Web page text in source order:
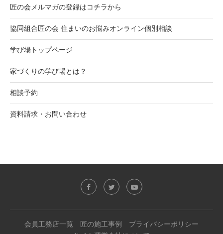
匠の会メルマガの登録はコチラから
協同組合匠の会 住まいのお悩みオンライン個別相談
学び場トップページ
家づくりの学び場とは？
相談予約
資料請求・お問い合わせ
会員工務店一覧 匠の施工事例
プライバシーポリシー